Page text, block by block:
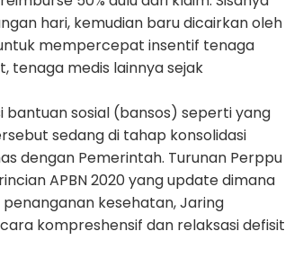
hari, kemudian baru dicairkan oleh
mempercepat insentif tenaga
tenaga medis lainnya sejak
sosial (bansos) seperti yang
sedang di tahap konsolidasi
dengan Pemerintah. Turunan Perppu
APBN 2020 yang update dimana
penanganan kesehatan, Jaring
kompreshensif dan relaksasi defisit